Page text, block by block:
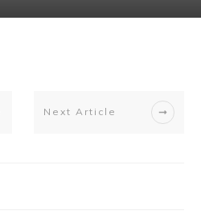
Next Article